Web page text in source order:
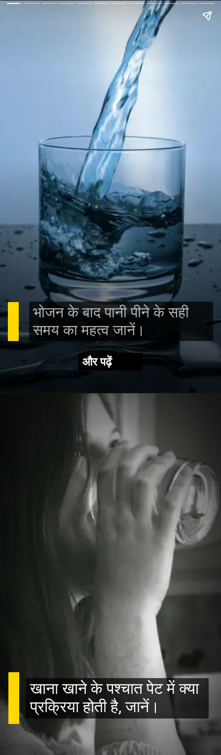
भोजन के बाद पानी पीने के सही
समय का महत्व जानें।
और पढ़ें
खाना खाने के पश्चात पेट में क्या
प्रक्रिया होती है, जानें।